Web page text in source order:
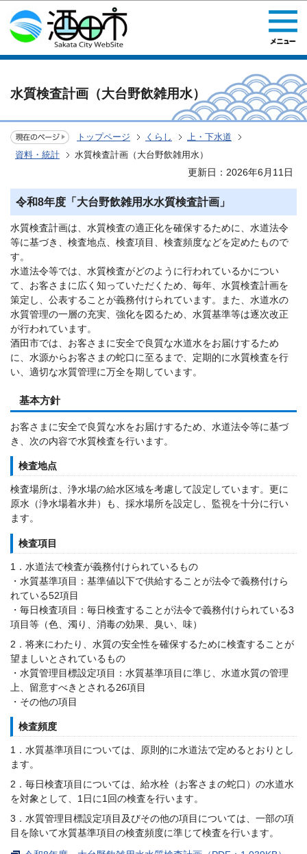
このページの本文へ移動
水質検査計画（大台野飲雑用水）
トップページ くらし
上・下水道
資料・統計
水質検査計画（大台野飲雑用水）
更新日：2026年6月11日
令和8年度「大台野飲雑用水水質検査計画」
水質検査計画は、水質検査の適正化を確保するために、水道法令
等に基づき、検査地点、検査項目、検査頻度などを定めたもので
す。
水道法令等では、水質検査がどのように行われているかについ
て、お客さまに広く知っていただくため、毎年、水質検査計画を
策定し、公表することが義務付けられています。また、水道水の
水質管理の一層の充実、強化を図るため、水質基準等は逐次改正
が行われています。
酒田市では、お客さまに安全で良質な水道水をお届けするため
に、水源からお客さまの蛇口に至るまで、定期的に水質検査を行
い、適切な水質管理に万全を期しています。
基本方針
お客さまに安全で良質な水をお届けするため、水道法令等に基づ
き、次の内容で水質検査を行います。
検査地点
検査場所は、浄水場の給水区域を考慮して設定しています。更に
原水（浄水場着水井）も、採水場所を設定し、監視を十分に行い
ます。
検査項目
1．水道法で検査が義務付けられているもの
・水質基準項目：基準値以下で供給することが法令で義務付けら
れている52項目
・毎日検査項目：毎日検査することが法令で義務付けられている3
項目等（色、濁り、消毒の効果、臭い、味）
2．将来にわたり、水質の安全性を確保するために検査することが
望ましいとされているもの
・水質管理目標設定項目：水質基準項目に準じ、水道水質の管理
上、留意すべきとされる26項目
・その他の項目
検査頻度
1．水質基準項目については、原則的に水道法で定めるとおりとし
ます。
2．毎日検査項目については、給水栓（お客さまの蛇口）の水道水
を対象として、1日に1回の検査を行います。
3．水質管理目標設定項目及びその他の項目については、一部の項
目を除いて水質基準項目の検査頻度に準じて検査を行います。